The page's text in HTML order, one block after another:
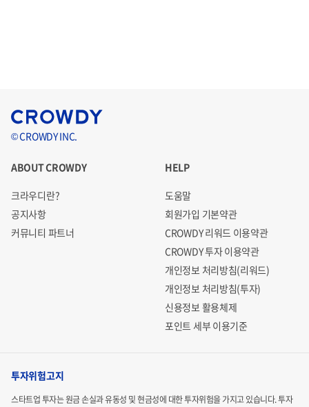
© CROWDY INC.
ABOUT CROWDY
크라우디란?
공지사항
커뮤니티 파트너
HELP
도움말
회원가입 기본약관
CROWDY 리워드 이용약관
CROWDY 투자 이용약관
개인정보 처리방침(리워드)
개인정보 처리방침(투자)
신용정보 활용체제
포인트 세부 이용기준
투자위험고지
스타트업 투자는 원금 손실과 유동성 및 현금성에 대한 투자위험을 가지고 있습니다.투자